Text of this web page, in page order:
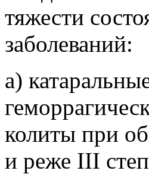
тяжести
заболеваний:
а)
колиты при
и реже III